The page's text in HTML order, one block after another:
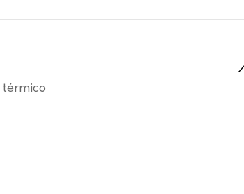
térmico